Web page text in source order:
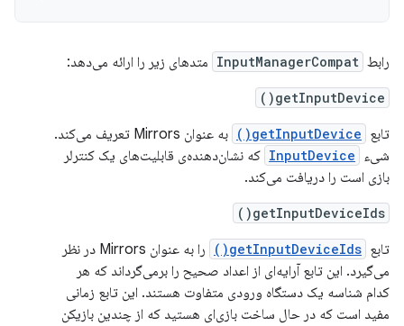
رابط InputManagerCompat متدهای زیر را ارائه می‌دهد:
getInputDevice()
تابع getInputDevice()
به عنوان Mirrors تعریف می‌کند.
شیء InputDevice که نشان‌دهنده‌ی قابلیت‌های یک کنترلر
بازی است را دریافت می‌کند.
getInputDeviceIds()
تابع getInputDeviceIds()
را به عنوان Mirrors در نظر
می‌گیرد. این تابع آرایه‌ای از اعداد صحیح را برمی‌گرداند که هر
کدام شناسه یک دستگاه ورودی متفاوت هستند. این تابع زمانی
مفید است که در حال ساخت بازی‌ای هستید که از چندین بازیکن